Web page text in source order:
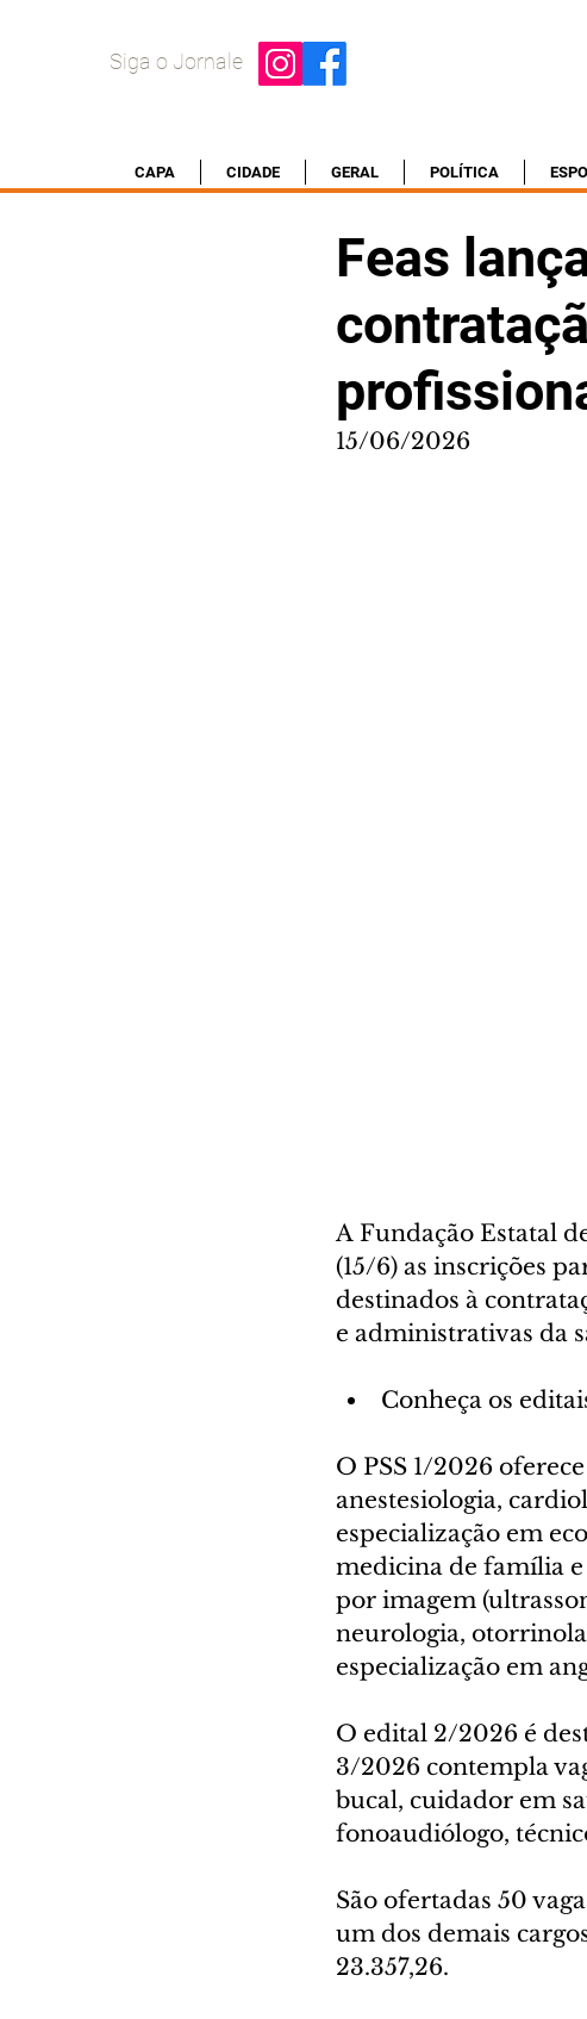
Siga o Jornale
CAPA CIDADE GERAL POLÍTICA
Feas
15/06/2026
A Fundação Estatal
(15/6) as inscrições
destinados à
e administrativas da
Conheça os
O PSS 1/2026
anestesiologia,
especialização em
medicina de família
por imagem
neurologia,
especialização em
O edital 2/2026 é
3/2026 contempla
bucal, cuidador em
fonoaudiólogo,
São ofertadas 50
um dos demais
23.357,26.